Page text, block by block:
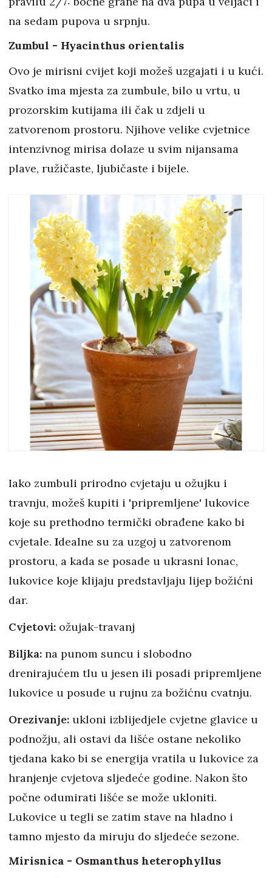
na sedam pupova u srpnju.
Zumbul - Hyacinthus orientalis
Ovo je mirisni cvijet koji možeš uzgajati i u kući.
Svatko ima mjesta za zumbule, bilo u vrtu, u
prozorskim kutijama ili čak u zdjeli u
zatvorenom prostoru. Njihove velike cvjetnice
intenzivnog mirisa dolaze u svim nijansama
plave, ružičaste, ljubičaste i bijele.
Iako zumbuli prirodno cvjetaju u ožujku i
travnju, možeš kupiti i 'pripremljene' lukovice
koje su prethodno termički obrađene kako bi
cvjetale. Idealne su za uzgoj u zatvorenom
prostoru, a kada se posade u ukrasni lonac,
lukovice koje klijaju predstavljaju lijep božićni
dar.
Cvjetovi: ožujak-travanj
Biljka: na punom suncu i slobodno
drenirajućem tlu u jesen ili posadi pripremljene
lukovice u posude u rujnu za božićnu cvatnju.
Orezivanje: ukloni izblijedjele cvjetne glavice u
podnožju, ali ostavi da lišće ostane nekoliko
tjedana kako bi se energija vratila u lukovice za
hranjenje cvjetova sljedeće godine. Nakon što
počne odumirati lišće se može ukloniti.
Lukovice u tegli se zatim stave na hladno i
tamno mjesto da miruju do sljedeće sezone.
Mirisnica - Osmanthus heterophyllus